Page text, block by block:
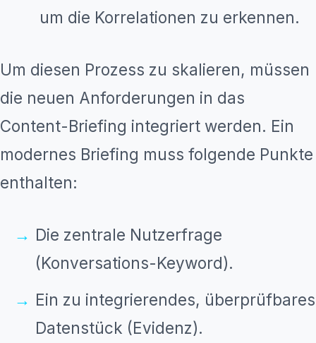
um die Korrelationen zu erkennen.
Um diesen Prozess zu skalieren, müssen
die neuen Anforderungen in das
Content-Briefing integriert werden. Ein
modernes Briefing muss folgende Punkte
enthalten:
Die zentrale Nutzerfrage
(Konversations-Keyword).
Ein zu integrierendes, überprüfbares
Datenstück (Evidenz).